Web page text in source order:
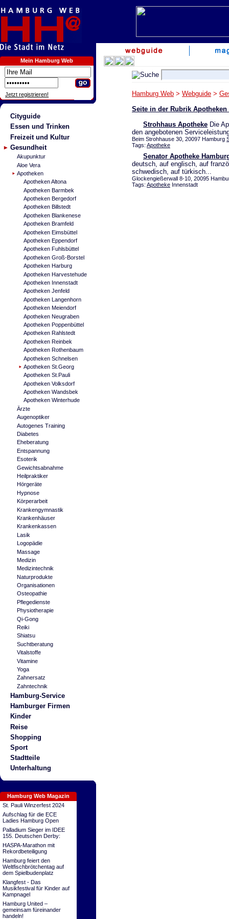
Mein Hamburg Web
Jetzt registrieren!
Cityguide
Essen und Trinken
Freizeit und Kultur
Gesundheit
Akupunktur
Aloe Vera
Apotheken
Apotheken Altona
Apotheken Barmbek
Apotheken Bergedorf
Apotheken Billstedt
Apotheken Blankenese
Apotheken Bramfeld
Apotheken Eimsbüttel
Apotheken Eppendorf
Apotheken Fuhlsbüttel
Apotheken Groß-Borstel
Apotheken Harburg
Apotheken Harvestehude
Apotheken Innenstadt
Apotheken Jenfeld
Apotheken Langenhorn
Apotheken Meiendorf
Apotheken Neugraben
Apotheken Poppenbüttel
Apotheken Rahlstedt
Apotheken Reinbek
Apotheken Rothenbaum
Apotheken Schnelsen
Apotheken St.Georg
Apotheken St.Pauli
Apotheken Volksdorf
Apotheken Wandsbek
Apotheken Winterhude
Ärzte
Augenoptiker
Autogenes Training
Diabetes
Eheberatung
Entspannung
Esoterik
Gewichtsabnahme
Heilpraktiker
Hörgeräte
Hypnose
Körperarbeit
Krankengymnastik
Krankenhäuser
Krankenkassen
Lasik
Logopädie
Massage
Medizin
Medizintechnik
Naturprodukte
Organisationen
Osteopathie
Pflegedienste
Physiotherapie
Qi-Gong
Reiki
Shiatsu
Suchtberatung
Vitalstoffe
Vitamine
Yoga
Zahnersatz
Zahntechnik
Hamburg-Service
Hamburger Firmen
Kinder
Reise
Shopping
Sport
Stadtteile
Unterhaltung
Hamburg Web Magazin
St. Pauli Winzerfest 2024
Aufschlag für die ECE
Ladies Hamburg Open
Palladium Sieger im IDEE
155. Deutschen Derby:
HASPA-Marathon mit
Rekordbeteiligung
Hamburg feiert den
Weltfischbrötchentag auf
dem Spielbudenplatz
Klangfest - Das
Musikfestival für Kinder auf
Kampnagel
Hamburg United –
gemeinsam füreinander
handeln!
Hamburg Web > Webguide >
Seite in der Rubrik
Strohhaus Apotheke Die
den angebotenen
Beim Strohhause 30, 20097 Hamburg
Tags: Apotheke
Senator Apotheke
deutsch, auf englisch, auf
schwedisch, auf türkisch...
Glockengießerwall 8-10, 20095
Tags: Apotheke Innenstadt